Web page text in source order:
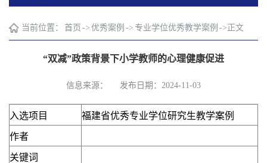
当前位置： 首页 -> 优秀案例 -> 专业学位优秀教学案例 -> 正文
“双减”政策背景下小学教师的心理健康促进
信息来源： 发布日期：2024-11-03
入选项目 福建省优秀专业学位研究生教学案例
作者
关键词